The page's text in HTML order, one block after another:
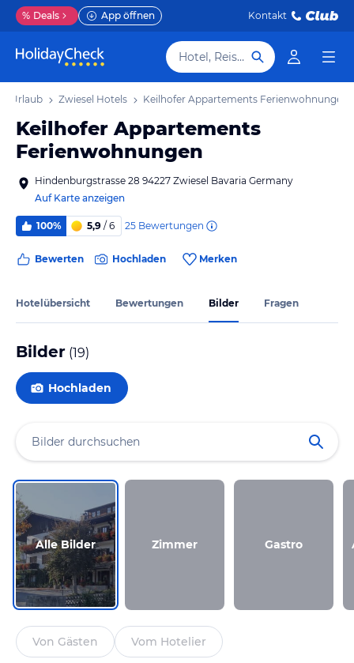
% Deals App öffnen Kontakt
Hotel, Reiseziel
Urlaub Zwiesel Hotels Keilhofer Appartements Ferienwohnungen
Keilhofer Appartements
Ferienwohnungen
Hindenburgstrasse 28 94227 Zwiesel Bavaria Germany
Auf Karte anzeigen
100% 5,9 / 6 25 Bewertungen
Bewerten Hochladen Merken
Hotelübersicht Bewertungen Bilder Fragen
Bilder (19)
Hochladen
Alle Bilder Zimmer Gastro
Von Gästen Vom Hotelier